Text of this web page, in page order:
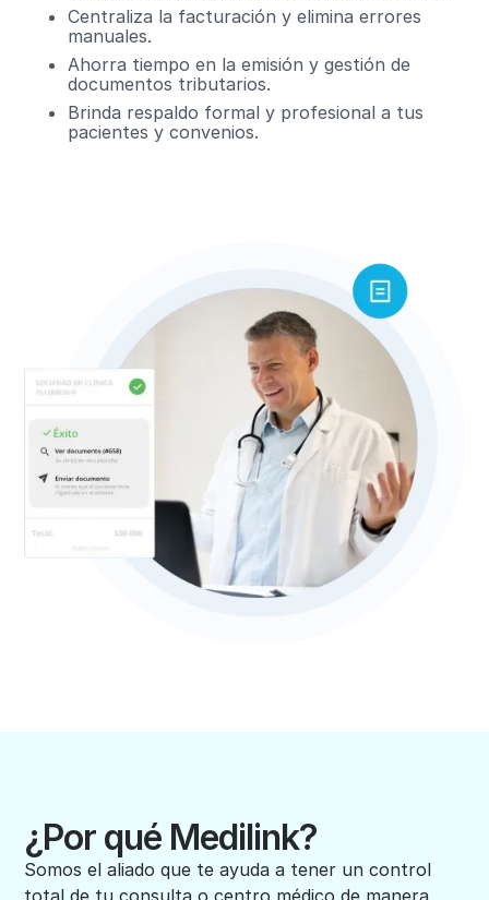
Centraliza la facturación y elimina errores
manuales.
Ahorra tiempo en la emisión y gestión de
documentos tributarios.
Brinda respaldo formal y profesional a tus
pacientes y convenios.
¿Por qué Medilink?
Somos el aliado que te ayuda a tener un control